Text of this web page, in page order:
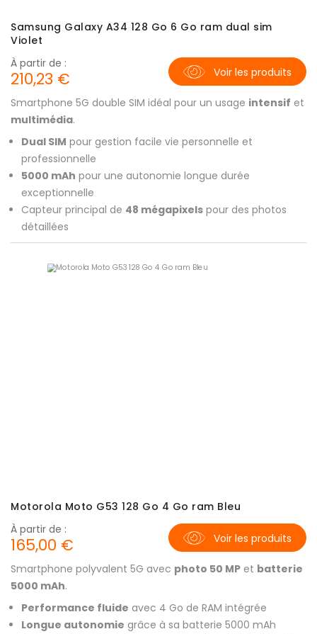
Samsung Galaxy A34 128 Go 6 Go ram dual sim
Violet
Smartphone 5G double SIM idéal pour un usage intensif et
multimédia.
À partir de :
210,23 € Voir les produits
Dual SIM pour gestion facile vie personnelle et
professionnelle
5000 mAh pour une autonomie longue durée
exceptionnelle
Capteur principal de 48 mégapixels pour des photos
détaillées
Motorola Moto G53 128 Go 4 Go ram Bleu
Smartphone polyvalent 5G avec photo 50 MP et batterie
5000 mAh.
À partir de :
165,00 € Voir les produits
Performance fluide avec 4 Go de RAM intégrée
Longue autonomie grâce à sa batterie 5000 mAh